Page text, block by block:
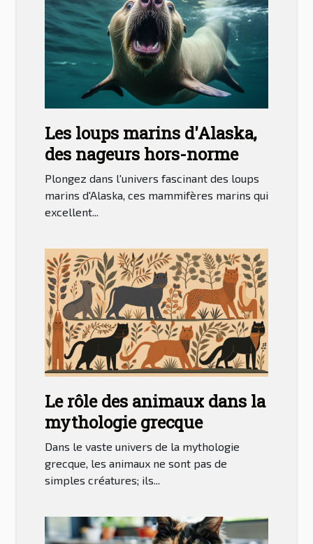
Les loups marins d'Alaska,
des nageurs hors-norme
Plongez dans l'univers fascinant des loups
marins d'Alaska, ces mammifères marins qui
excellent...
Le rôle des animaux dans la
mythologie grecque
Dans le vaste univers de la mythologie
grecque, les animaux ne sont pas de
simples créatures; ils...